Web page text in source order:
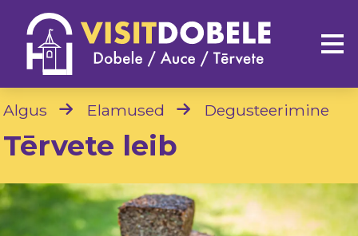
Algus Elamused Degusteerimine
Tērvete leib